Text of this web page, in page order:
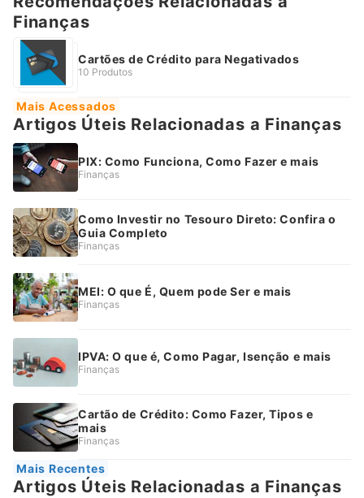
Finanças
Cartões de Crédito para Negativados
10 Produtos
Mais Acessados
Artigos Úteis Relacionadas a Finanças
PIX: Como Funciona, Como Fazer e mais
Finanças
Como Investir no Tesouro Direto: Confira o
Guia Completo
Finanças
MEI: O que É, Quem pode Ser e mais
Finanças
IPVA: O que é, Como Pagar, Isenção e mais
Finanças
Cartão de Crédito: Como Fazer, Tipos e
mais
Finanças
Mais Recentes
Artigos Úteis Relacionadas a Finanças